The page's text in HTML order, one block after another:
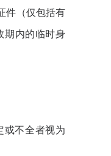
件（仅包括有
期内的临时身
或不全者视为